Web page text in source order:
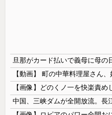
【画像】どのくノ一を快楽責め
中国、三峡ダムが全開放流。長